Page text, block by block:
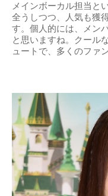
メインボーカル担当と
全うしつつ、人気も獲
す。個人的には、メン
と思いますね。クール
ュートで、多くのファ